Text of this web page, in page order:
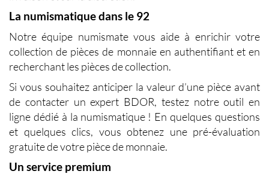
La numismatique dans le 92
Notre équipe numismate vous aide à enrichir votre
collection de pièces de monnaie en authentifiant et en
recherchant les pièces de collection.
Si vous souhaitez anticiper la valeur d’une pièce avant
de contacter un expert BDOR, testez notre outil en
ligne dédié à la numismatique ! En quelques questions
et quelques clics, vous obtenez une pré-évaluation
gratuite de votre pièce de monnaie.
Un service premium